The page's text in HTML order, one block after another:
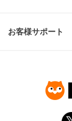
お客様サポート